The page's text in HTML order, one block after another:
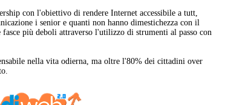
con l'obiettivo di rendere Internet accessibile a tutt,
i senior e quanti non hanno dimestichezza con il
più deboli attraverso l'utilizzo di strumenti al passo con
nella vita odierna, ma oltre l'80% dei cittadini over